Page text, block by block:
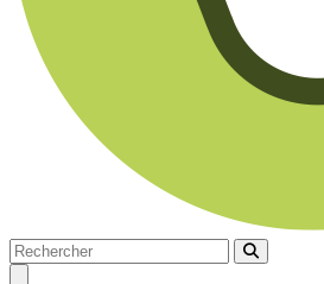
Rechercher
Rechercher